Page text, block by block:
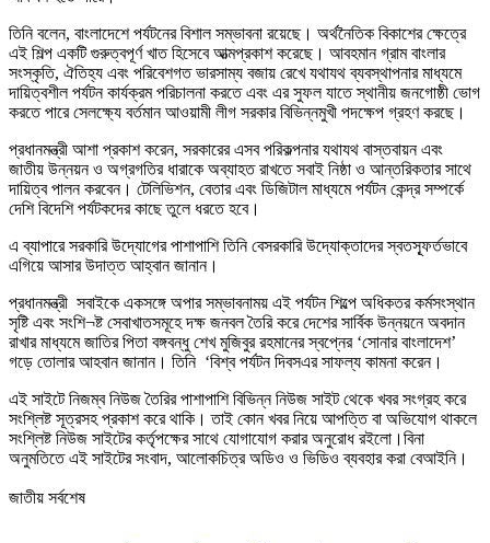
তিনি বলেন, বাংলাদেশে পর্যটনের বিশাল সম্ভাবনা রয়েছে। অর্থনৈতিক বিকাশের ক্ষেত্রে
এই শিল্প একটি গুরুত্বপূর্ণ খাত হিসেবে আত্মপ্রকাশ করেছে। আবহমান গ্রাম বাংলার
সংস্কৃতি, ঐতিহ্য এবং পরিবেশগত ভারসাম্য বজায় রেখে যথাযথ ব্যবস্থাপনার মাধ্যমে
দায়িত্বশীল পর্যটন কার্যক্রম পরিচালনা করতে এবং এর সুফল যাতে স্থানীয় জনগোষ্ঠী ভোগ
করতে পারে সেলক্ষ্যে বর্তমান আওয়ামী লীগ সরকার বিভিন্নমুখী পদক্ষেপ গ্রহণ করছে।
প্রধানমন্ত্রী আশা প্রকাশ করেন, সরকারের এসব পরিকল্পনার যথাযথ বাস্তবায়ন এবং
জাতীয় উন্নয়ন ও অগ্রগতির ধারাকে অব্যাহত রাখতে সবাই নিষ্ঠা ও আন্তরিকতার সাথে
দায়িত্ব পালন করবেন। টেলিভিশন, বেতার এবং ডিজিটাল মাধ্যমে পর্যটন কেন্দ্র সম্পর্কে
দেশি বিদেশি পর্যটকদের কাছে তুলে ধরতে হবে।
এ ব্যাপারে সরকারি উদ্যোগের পাশাপাশি তিনি বেসরকারি উদ্যোক্তাদের স্বতস্ফূর্তভাবে
এগিয়ে আসার উদাত্ত আহ্বান জানান।
প্রধানমন্ত্রী সবাইকে একসঙ্গে অপার সম্ভাবনাময় এই পর্যটন শিল্পে অধিকতর কর্মসংস্থান
সৃষ্টি এবং সংশি¬ষ্ট সেবাখাতসমূহে দক্ষ জনবল তৈরি করে দেশের সার্বিক উন্নয়নে অবদান
রাখার মাধ্যমে জাতির পিতা বঙ্গবন্ধু শেখ মুজিবুর রহমানের স্বপ্নের ‘সোনার বাংলাদেশ’
গড়ে তোলার আহবান জানান। তিনি ‘বিশ্ব পর্যটন দিবসএর সাফল্য কামনা করেন।
এই সাইটে নিজম্ব নিউজ তৈরির পাশাপাশি বিভিন্ন নিউজ সাইট থেকে খবর সংগ্রহ করে
সংশ্লিষ্ট সূত্রসহ প্রকাশ করে থাকি। তাই কোন খবর নিয়ে আপত্তি বা অভিযোগ থাকলে
সংশ্লিষ্ট নিউজ সাইটের কর্তৃপক্ষের সাথে যোগাযোগ করার অনুরোধ রইলো।বিনা
অনুমতিতে এই সাইটের সংবাদ, আলোকচিত্র অডিও ও ভিডিও ব্যবহার করা বেআইনি।
জাতীয় সর্বশেষ